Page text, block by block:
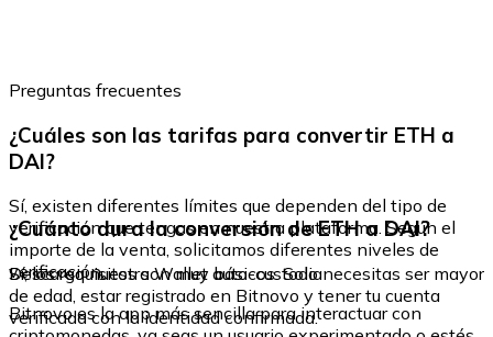
Preguntas frecuentes
¿Cuáles son las tarifas para convertir ETH a
DAI?
Sí, existen diferentes límites que dependen del tipo de
verificación que tengas en nuestra plataforma. Según el
importe de la venta, solicitamos diferentes niveles de
verificación.
¿Cuánto dura la conversión de ETH a DAI?
Sí, los requisitos son muy básicos. Solo necesitas ser mayor
de edad, estar registrado en Bitnovo y tener tu cuenta
verificada con la identidad confirmada.
Descarga nuestra Wallet auto-custodia
Bitnovo es la app más sencilla para interactuar con